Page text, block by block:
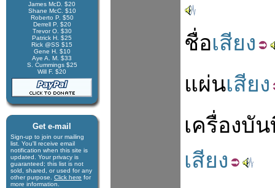
James McD. $20
Shane McC. $10
Roberto P. $50
Derrell P. $20
Trevor O. $30
Patrick H. $25
Rick @SS $15
Gene H. $10
Aye A. M. $33
S. Cummings $25
Will F. $20
Get e-mail
Sign-up to join our mail­ing
list. You'll receive e­mail
notification when this site is
updated. Your privacy is
guaran­teed; this list is not
sold, shared, or used for any
other purpose. Click here for
more infor­mation.
ชื่อเสียง
แผ่นเสียง
เครื่องบัน
เสียง